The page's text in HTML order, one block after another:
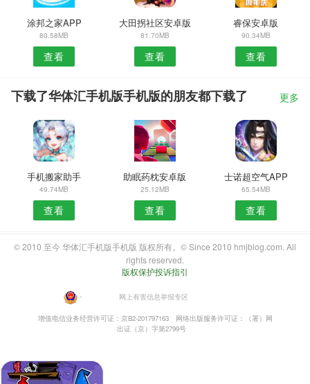
涂邦之家APP
80.58MB
查看
大田拐社区安卓版
81.70MB
查看
睿保安卓版
90.34MB
查看
下载了华体汇手机版手机版的朋友都下载了 更多
手机搬家助手
49.74MB
查看
助眠药枕安卓版
25.12MB
查看
士诺超空气APP
65.54MB
查看
© 2010 至今 华体汇手机版手机版 版权所有。© Since 2010 hmjblog.com. All
rights reserved.
版权保护投诉指引
・ 网上有害信息举报专区
增值电信业务经营许可证：京B2-201797163
网络出版服务许可证：（署）网
出证（京）字第2799号